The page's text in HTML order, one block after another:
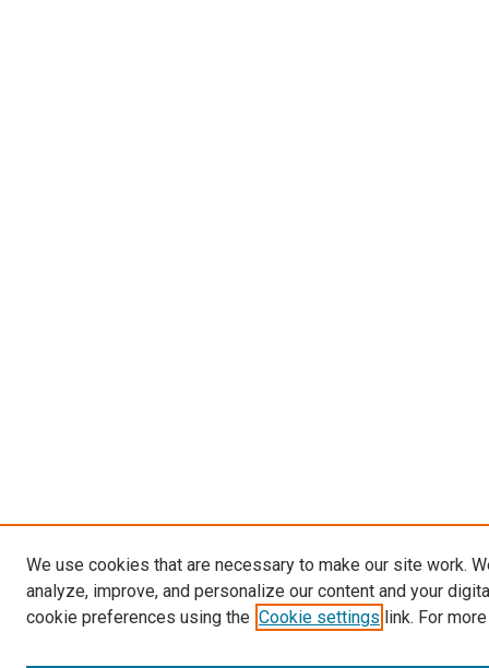
We use cookies that are necessary to make our site work.
analyze, improve, and personalize our content and your
cookie preferences using the Cookie settings link. For